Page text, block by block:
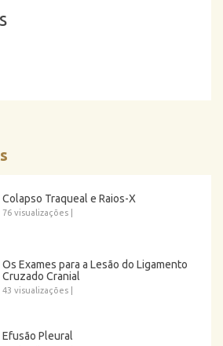
Colapso Traqueal e Raios-X
76 visualizações
Os Exames para a Lesão do Ligamento
Cruzado Cranial
43 visualizações
Efusão Pleural